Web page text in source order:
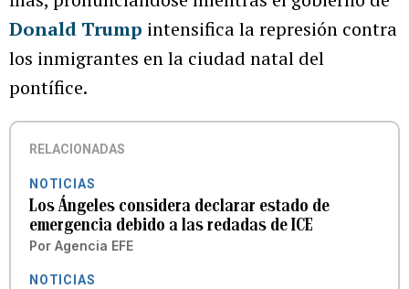
Donald Trump intensifica la represión contra
los inmigrantes en la ciudad natal del
pontífice.
RELACIONADAS
NOTICIAS
Los Ángeles considera declarar estado de
emergencia debido a las redadas de ICE
Por Agencia EFE
NOTICIAS